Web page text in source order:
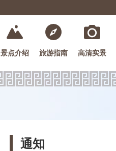
景点介绍 旅游指南 高清实景
通知